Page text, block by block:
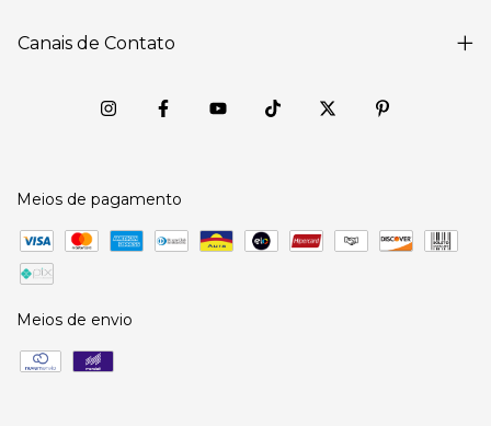
Canais de Contato
Meios de pagamento
Meios de envio